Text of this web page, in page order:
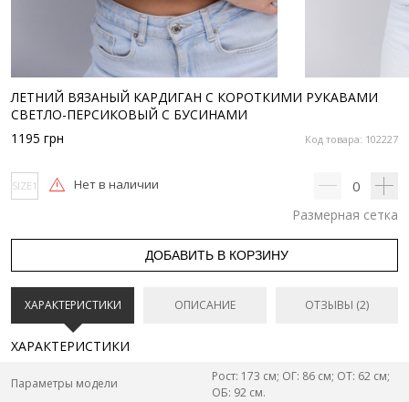
ЛЕТНИЙ ВЯЗАНЫЙ КАРДИГАН С КОРОТКИМИ РУКАВАМИ
СВЕТЛО-ПЕРСИКОВЫЙ С БУСИНАМИ
Код товара: 102227
1195 грн
SIZE1 Нет в наличии 0
Размерная сетка
ДОБАВИТЬ В КОРЗИНУ
ХАРАКТЕРИСТИКИ ОПИСАНИЕ ОТЗЫВЫ (2)
ХАРАКТЕРИСТИКИ
Параметры модели
Рост: 173 см; ОГ: 86 см; ОТ: 62 см;
ОБ: 92 см.